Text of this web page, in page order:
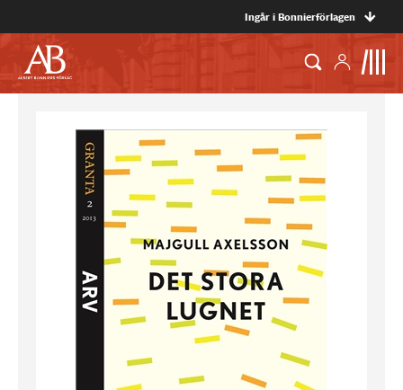
Ingår i Bonnierförlagen